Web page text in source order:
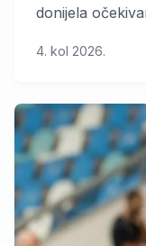
donijela
Group Holdings
4. kol 2026.